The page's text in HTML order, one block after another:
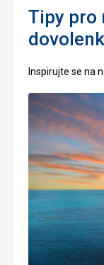
Tipy pro
Inspirujte se na